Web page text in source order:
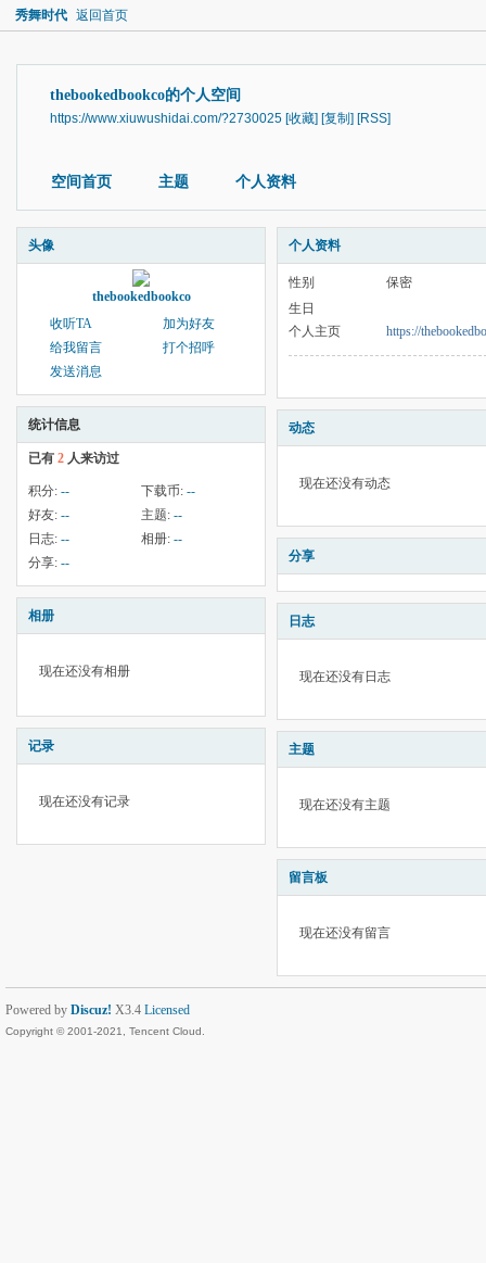
秀舞时代 返回首页
thebookedbookco的个人空间
https://www.xiuwushidai.com/?2730025 [收藏] [复制] [RSS]
空间首页 主题 个人资料
头像
thebookedbookco
收听TA
加为好友
给我留言
打个招呼
发送消息
统计信息
已有 2 人来访过
积分: -- 下载币: --
好友: -- 主题: --
日志: -- 相册: --
分享: --
相册
现在还没有相册
记录
现在还没有记录
个人资料
性别
保密
生日
个人主页
https://
动态
现在还没有动态
分享
日志
现在还没有日志
主题
现在还没有主题
留言板
现在还没有留言
Powered by Discuz! X3.4 Licensed
Copyright © 2001-2021, Tencent Cloud.